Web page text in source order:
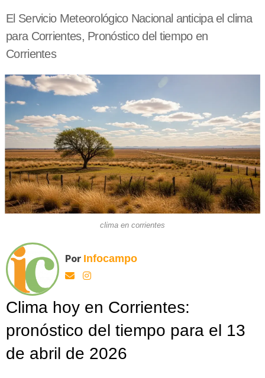
El Servicio Meteorológico Nacional anticipa el clima
para Corrientes, Pronóstico del tiempo en
Corrientes
clima en corrientes
Por Infocampo
Clima hoy en Corrientes:
pronóstico del tiempo para el 13
de abril de 2026